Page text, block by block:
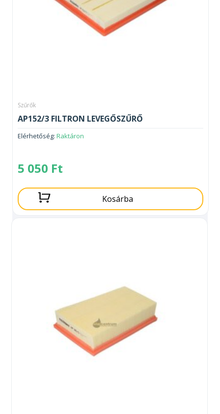
Szűrők
AP152/3 FILTRON LEVEGŐSZŰRŐ
Elérhetőség: Raktáron
5 050 Ft
Kosárba